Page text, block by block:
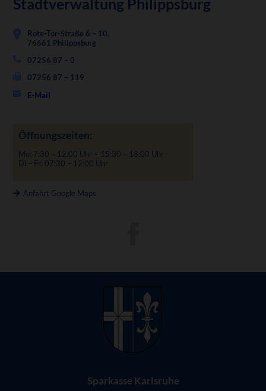
Rote-Tor-Straße 6 – 10,
76661 Philippsburg
07256 87 – 0
07256 87 – 119
E-Mail
Öffnungszeiten:
Mo: 7:30 – 12:00 Uhr + 15:30 – 18:00 Uhr
Di – Fr: 07:30 – 12:00 Uhr
Anfahrt Google Maps
Sparkasse Karlsruhe